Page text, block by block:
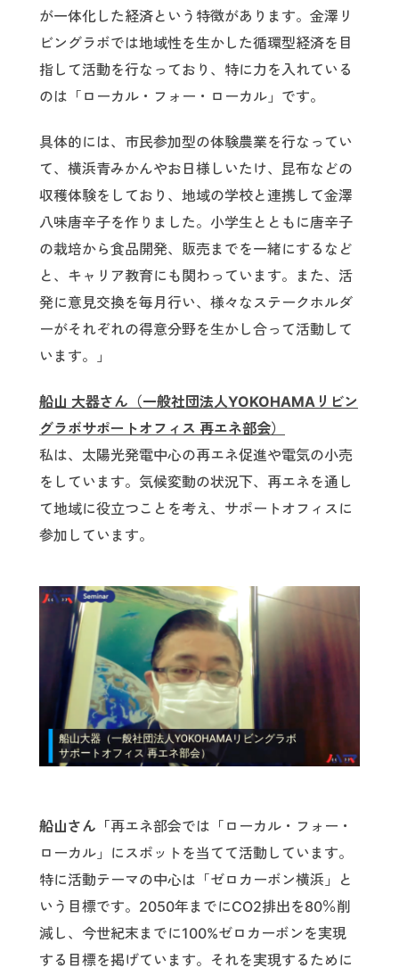
が一体化した経済という特徴があります。金澤リ
ビングラボでは地域性を生かした循環型経済を目
指して活動を行なっており、特に力を入れている
のは「ローカル・フォー・ローカル」です。
具体的には、市民参加型の体験農業を行なってい
て、横浜青みかんやお日様しいたけ、昆布などの
収穫体験をしており、地域の学校と連携して金澤
八味唐辛子を作りました。小学生とともに唐辛子
の栽培から食品開発、販売までを一緒にするなど
と、キャリア教育にも関わっています。また、活
発に意見交換を毎月行い、様々なステークホルダ
ーがそれぞれの得意分野を生かし合って活動して
います。」
船山 大器さん（一般社団法人YOKOHAMAリビン
グラボサポートオフィス 再エネ部会）
私は、太陽光発電中心の再エネ促進や電気の小売
をしています。気候変動の状況下、再エネを通し
て地域に役立つことを考え、サポートオフィスに
参加しています。
船山さん「再エネ部会では「ローカル・フォー・
ローカル」にスポットを当てて活動しています。
特に活動テーマの中心は「ゼロカーボン横浜」と
いう目標です。2050年までにCO2排出を80％削
減し、今世紀末までに100%ゼロカーボンを実現
する目標を掲げています。それを実現するために